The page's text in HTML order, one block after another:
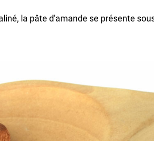
la pâte d'amande se présente